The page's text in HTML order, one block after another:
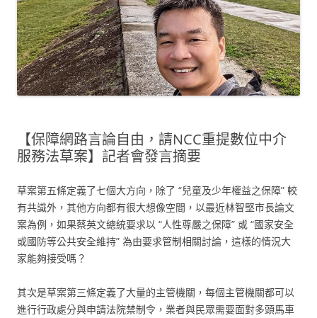
【保障網路言論自由，請NCC重提數位中介
服務法草案】記者會發言摘要
草案第五條定義了七個大方向，除了 “兒童及少年權益之保障” 較
有共識外，其他方向都有很大想像空間，以最近林智堅市長論文
案為例，如果蔡英文總統要求以 “人性尊嚴之保障” 或 “國家安全
或國防等公共安全維持” 為由要求管制相關討論，這樣的情況大
家能夠接受嗎？
其次是草案第三條定義了大量的主管機關，每個主管機關都可以
進行行政處分與申請法院禁制令，業者與民眾需要面對多頭馬車